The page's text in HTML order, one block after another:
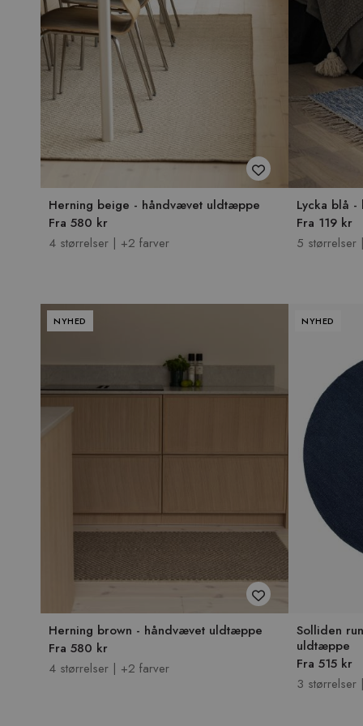
Herning beige - håndvævet uldtæppe
Fra 580 kr
4 størrelser | +2 farver
Lycka blå
Fra 119 kr
5 størrelser
NYHED
Herning brown - håndvævet uldtæppe
Fra 580 kr
4 størrelser | +2 farver
NYHED
Solliden
uldtæppe
Fra 515 kr
3 størrelser